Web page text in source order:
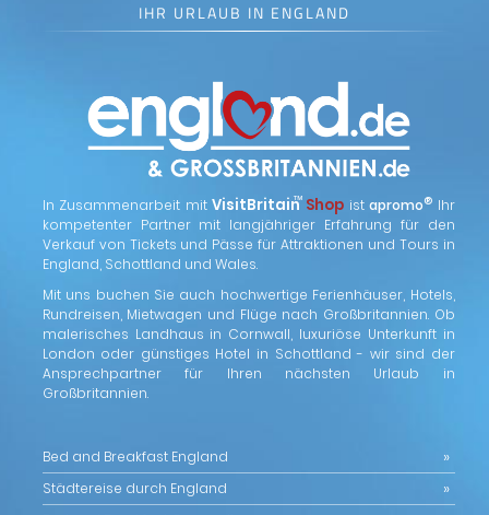
IHR URLAUB IN ENGLAND
In Zusammenarbeit mitVisitBritain
™ Shop istapromo® Ihr
kompetenter Partner mit langjähriger Erfahrung für den
Verkauf von Tickets und Pässe für Attraktionen und Tours in
England, Schottland und Wales.
Mit uns buchen Sie auch hochwertige Ferienhäuser, Hotels,
Rundreisen, Mietwagen und Flüge nach Großbritannien. Ob
malerisches Landhaus in Cornwall, luxuriöse Unterkunft in
London oder günstiges Hotel in Schottland - wir sind der
Ansprechpartner für Ihren nächsten Urlaub in
Großbritannien.
Bed and Breakfast England
Städtereise durch England